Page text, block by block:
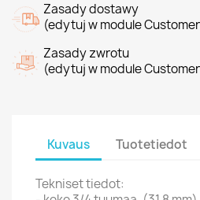
Zasady dostawy
(edytuj w module
Zasady zwrotu
(edytuj w module
Kuvaus Tuotetiedot
Tekniset tiedot: